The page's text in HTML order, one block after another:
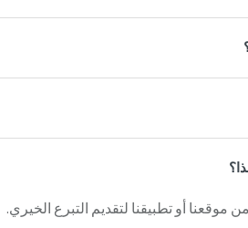
أو تطبيقنا لتقديم التبرع الخيري.